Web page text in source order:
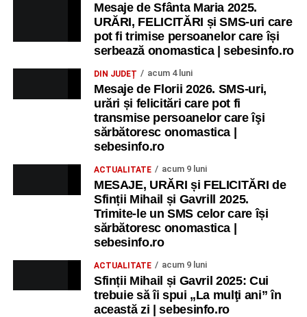
Mesaje de Sfânta Maria 2025.
URĂRI, FELICITĂRI și SMS-uri care
pot fi trimise persoanelor care își
serbează onomastica | sebesinfo.ro
DIN JUDEȚ acum 4 luni
Mesaje de Florii 2026. SMS-uri,
urări și felicitări care pot fi
transmise persoanelor care îşi
sărbătoresc onomastica |
sebesinfo.ro
ACTUALITATE acum 9 luni
MESAJE, URĂRI și FELICITĂRI de
Sfinții Mihail și Gavrill 2025.
Trimite-le un SMS celor care își
sărbătoresc onomastica |
sebesinfo.ro
ACTUALITATE acum 9 luni
Sfinții Mihail și Gavril 2025: Cui
trebuie să îi spui „La mulţi ani” în
această zi | sebesinfo.ro